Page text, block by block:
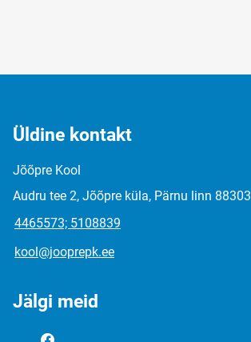
Üldine kontakt
Jõõpre Kool
Audru tee 2, Jõõpre küla, Pärnu linn 88303
4465573; 5108839
kool@jooprepk.ee
Jälgi meid